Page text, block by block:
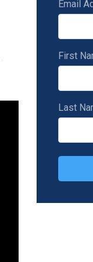
Email
First
Last